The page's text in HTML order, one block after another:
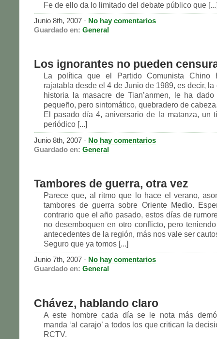
Fe de ello da lo limitado del debate público que
Junio 8th, 2007 · No hay comentarios
Guardado en: General
Los ignorantes no pueden
La política que el Partido Comunista Chino
rajatabla desde el 4 de Junio de 1989, es decir, la
historia la masacre de Tian’anmen, le ha
pequeño, pero sintomático, quebradero de
El pasado día 4, aniversario de la matanza, un
periódico [...]
Junio 8th, 2007 · No hay comentarios
Guardado en: General
Tambores de guerra, otra vez
Parece que, al ritmo que lo hace el verano,
tambores de guerra sobre Oriente Medio.
contrario que el año pasado, estos días de
no desemboquen en otro conflicto, pero
antecedentes de la región, más nos vale ser
Seguro que ya tomos [...]
Junio 7th, 2007 · No hay comentarios
Guardado en: General
Chávez, hablando claro
A este hombre cada día se le nota más
manda ‘al carajo’ a todos los que critican la
RCTV.